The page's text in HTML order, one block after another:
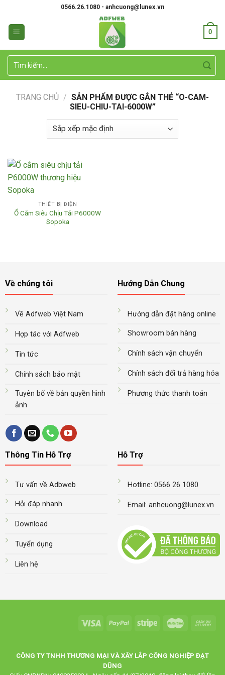
content
0566.26.1080 - anhcuong@lunex.vn
0
Tìm
TRANG CHỦ / SẢN PHẨM ĐƯỢC GẮN THẺ “O-CAM-
SIEU-CHIU-TAI-6000W”
THIẾT BỊ ĐIỆN
Ổ Cắm Siêu Chịu Tải P6000W
Sopoka
Về chúng tôi
Về Adfweb Việt Nam
Hợp tác với Adfweb
Tin tức
Chính sách bảo mật
Tuyên bố về bản quyền hình
ảnh
Hướng Dẫn Chung
Hướng dẫn đặt hàng online
Showroom bán hàng
Chính sách vận chuyển
Chính sách đổi trả hàng hóa
Phương thức thanh toán
Thông Tin Hỗ Trợ
Tư vấn về Adbweb
Hỏi đáp nhanh
Download
Tuyển dụng
Liên hệ
Hỗ Trợ
Hotline: 0566 26 1080
Email: anhcuong@lunex.vn
CÔNG TY TNHH THƯƠNG MẠI VÀ XÂY LẮP CÔNG NGHIỆP ĐẠT
DŨNG